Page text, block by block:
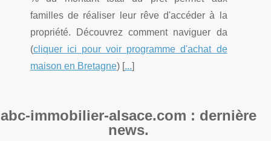
familles de réaliser leur rêve d'accéder à la
propriété. Découvrez comment naviguer da
(cliquer ici pour voir programme d'achat de
maison en Bretagne) [...]
abc-immobilier-alsace.com : dernière
news.